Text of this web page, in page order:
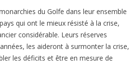
du Golfe dans leur ensemble
qui ont le mieux résisté à la crise,
considérable. Leurs réserves
les aideront à surmonter la crise,
les déficits et être en mesure de